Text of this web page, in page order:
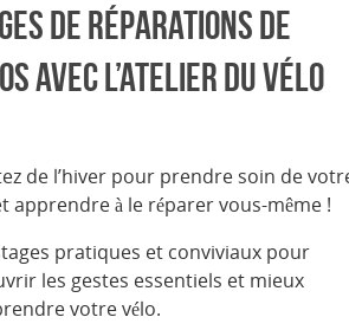
de réparations de
avec l’Atelier du vélo
de l’hiver pour prendre soin de
apprendre à le réparer vous-même !
pratiques et conviviaux pour
les gestes essentiels et mieux
votre vélo.